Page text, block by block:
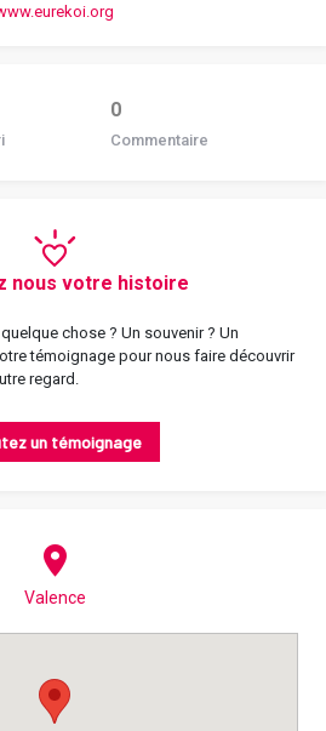
0
Commentaire
nous votre histoire
chose ? Un souvenir ? Un
témoignage pour nous faire découvrir
regard.
un témoignage
Valence